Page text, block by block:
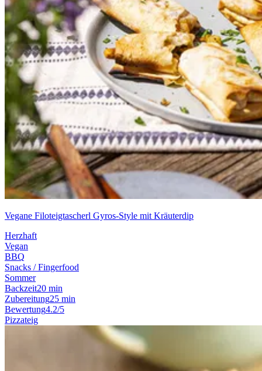
Vegane Filoteigtascherl Gyros-Style mit Kräuterdip
Herzhaft
Vegan
BBQ
Snacks / Fingerfood
Sommer
Backzeit20 min
Zubereitung25 min
Bewertung4.2/5
Pizzateig